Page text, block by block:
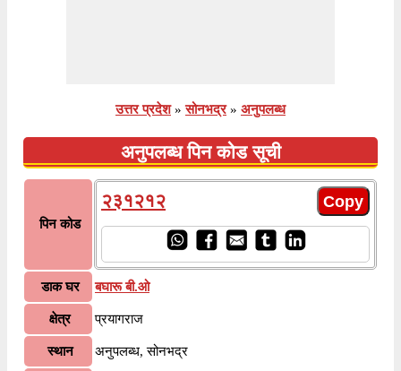
उत्तर प्रदेश » सोनभद्र » अनुपलब्ध
अनुपलब्ध पिन कोड सूची
पिन कोड
२३१२१२
डाक घर बघारू बी.ओ
क्षेत्र प्रयागराज
स्थान अनुपलब्ध, सोनभद्र